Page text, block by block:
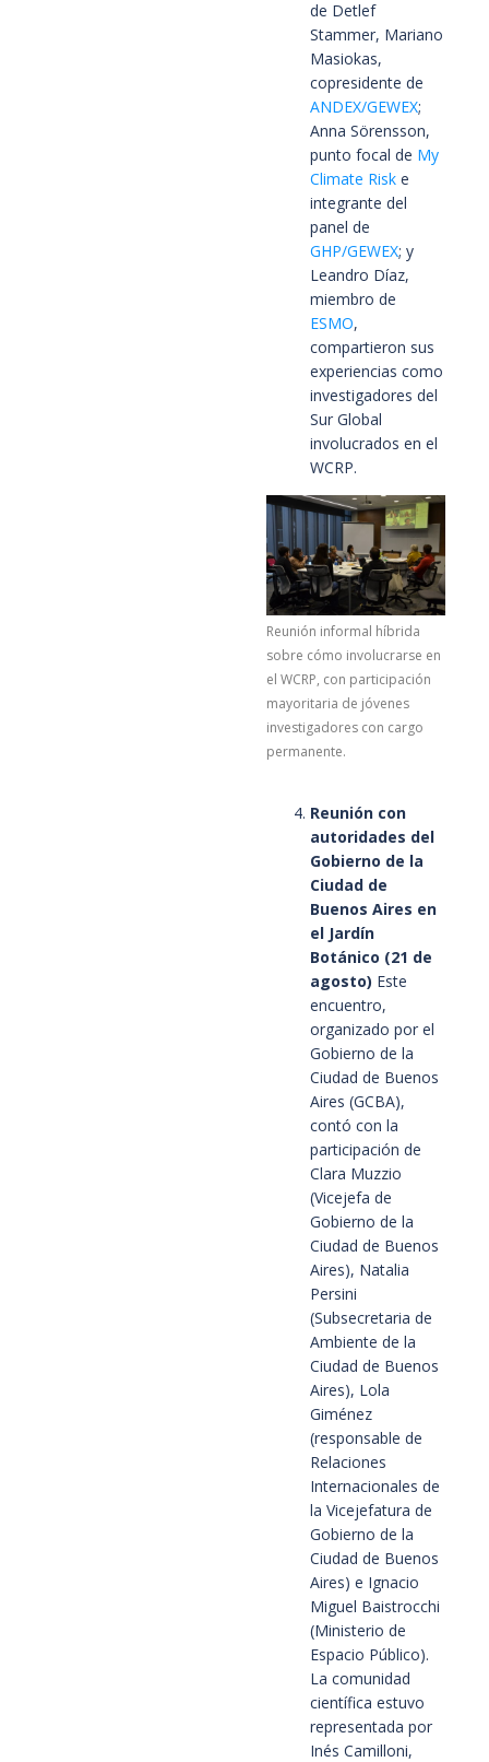
de Detlef
Stammer, Mariano
Masiokas,
copresidente de
ANDEX/GEWEX;
Anna Sörensson,
punto focal de My
Climate Risk e
integrante del
panel de
GHP/GEWEX; y
Leandro Díaz,
miembro de
ESMO,
compartieron sus
experiencias como
investigadores del
Sur Global
involucrados en el
WCRP.
Reunión informal híbrida
sobre cómo involucrarse en
el WCRP, con participación
mayoritaria de jóvenes
investigadores con cargo
permanente.
Reunión con
autoridades del
Gobierno de la
Ciudad de
Buenos Aires en
el Jardín
Botánico (21 de
agosto) Este
encuentro,
organizado por el
Gobierno de la
Ciudad de Buenos
Aires (GCBA),
contó con la
participación de
Clara Muzzio
(Vicejefa de
Gobierno de la
Ciudad de Buenos
Aires), Natalia
Persini
(Subsecretaria de
Ambiente de la
Ciudad de Buenos
Aires), Lola
Giménez
(responsable de
Relaciones
Internacionales de
la Vicejefatura de
Gobierno de la
Ciudad de Buenos
Aires) e Ignacio
Miguel Baistrocchi
(Ministerio de
Espacio Público).
La comunidad
científica estuvo
representada por
Inés Camilloni,